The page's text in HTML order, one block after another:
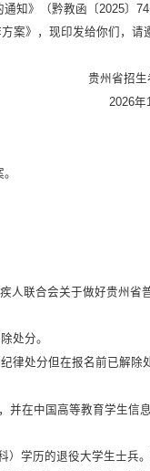
知》（黔教函〔2025〕74
案》，现印发给你们，请
贵州省招生
2026年
人联合会关于做好贵州省
处分。
律处分但在报名前已解除
并在中国高等教育学生信
）学历的退役大学生士兵